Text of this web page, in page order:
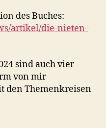
des Buches:
artikel/die-nieten-
sind auch vier
von mir
den Themenkreisen